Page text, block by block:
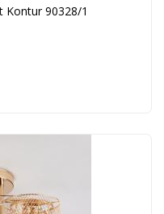
Kontur 90328/1